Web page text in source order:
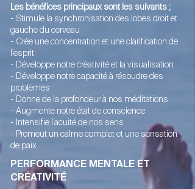
Les bénéfices principaux sont les suivants ;
- Stimule la synchronisation des lobes droit et
gauche du cerveau
- Crée une concentration et une clarification de
l’esprit
- Développe notre créativité et la visualisation
- Développe notre capacité à résoudre des
problèmes
- Donne de la profondeur à nos méditations
- Augmente notre état de conscience
- Intensifie l’acuité de nos sens
- Promeut un calme complet et une sensation
de paix
PERFORMANCE MENTALE ET
CRÉATIVITÉ